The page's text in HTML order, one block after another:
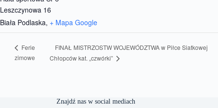
Leszczynowa 16
Biała Podlaska, + Mapa Google
Ferie
zimowe
FINAŁ MISTRZOSTW WOJEWÓDZTWA w Piłce Siatkowej
Chłopców kat. „czwórki”
Znajdź nas w social mediach